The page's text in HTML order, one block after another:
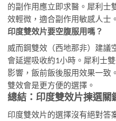
的副作用應立即求醫。犀利士
效輕微，適合副作用敏感人士。
印度雙效片要空腹服用嗎？
威而鋼雙效（西地那非）建議
會延遲吸收約1小時。犀利士
影響，飯前飯後服用效果一致
雙效會是更方便的選擇。
總結：印度雙效片揀選關
印度雙效片的選擇沒有絕對答